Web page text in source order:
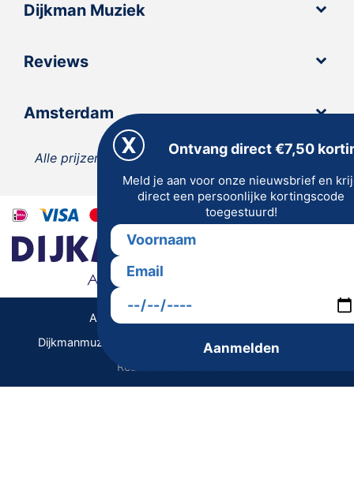
Dijkman Muziek
Reviews
Amsterdam
Alle prijzen zijn inclusief 21% BTW, tenzij anders
vermeld.
Dijkmanmuziek 2026 © | Alle rechten voorbehouden
Realisatie De Websmid
Algemene Voorwaarden | Privacy
Ontvang direct €7,50
Meld je aan voor onze nieuwsbrief en
direct een persoonlijke kortingscode
toegestuurd!
Aanmelden